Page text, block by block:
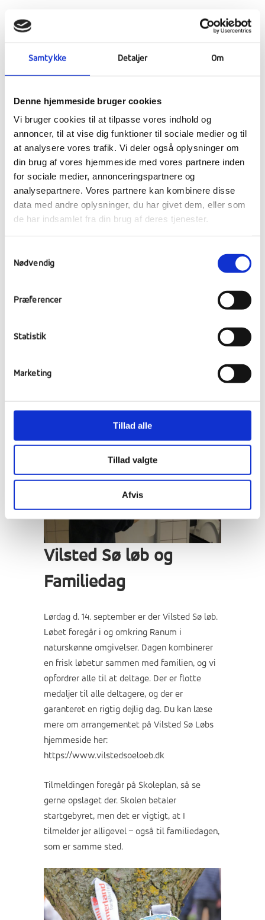
Samtykke Detaljer Om
Denne hjemmeside bruger cookies
Vi bruger cookies til at tilpasse vores indhold og
annoncer, til at vise dig funktioner til sociale medier og til
at analysere vores trafik. Vi deler også oplysninger om
din brug af vores hjemmeside med vores partnere inden
for sociale medier, annonceringspartnere og
analysepartnere. Vores partnere kan kombinere disse
data med andre oplysninger, du har givet dem, eller som
de har indsamlet fra din brug af deres tjenester.
Nødvendig
Præferencer
Statistik
Marketing
Tillad alle
Tillad valgte
Afvis
Det blev tid til at gøre værelser rene, og til
det fik eleverne en instruktionsvideo, som
forhåbentlig bliver brugt hele året. Det gør en
hinanden med.
Det lugter ikke så godt, men det er effektivt.
Vilsted Sø løb og
Familiedag
Lørdag d. 14. september er der Vilsted Sø løb.
Løbet foregår i og omkring Ranum i
naturskønne omgivelser. Dagen kombinerer
en frisk løbetur sammen med familien, og vi
opfordrer alle til at deltage. Der er flotte
medaljer til alle deltagere, og der er
garanteret en rigtig dejlig dag. Du kan læse
mere om arrangementet på Vilsted Sø Løbs
hjemmeside her:
https://www.vilstedsoeloeb.dk
Tilmeldingen foregår på Skoleplan, så se
gerne opslaget der. Skolen betaler
startgebyret, men det er vigtigt, at I
tilmelder jer alligevel – også til familiedagen,
som er samme sted.